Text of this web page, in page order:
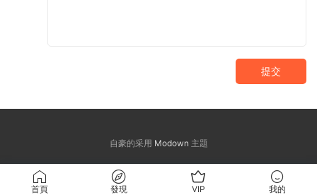
提交
自豪的采用 Modown 主題
首頁 發現 VIP 我的